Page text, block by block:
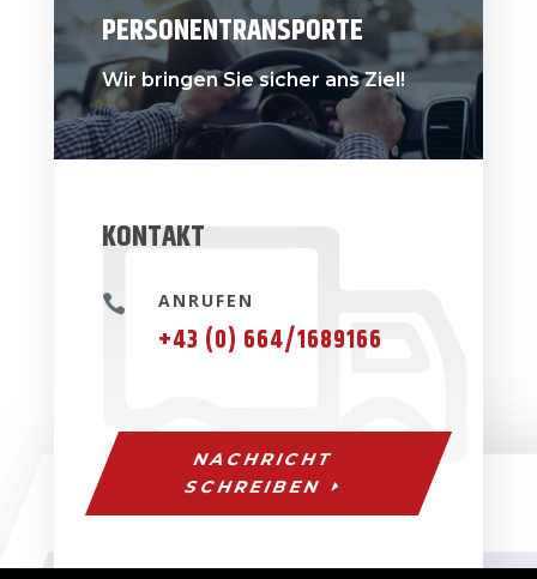
PERSONENTRANSPORTE
Wir bringen Sie sicher ans Ziel!
KONTAKT
 ANRUFEN
+43 (0) 664/1689166
NACHRICHT
SCHREIBEN